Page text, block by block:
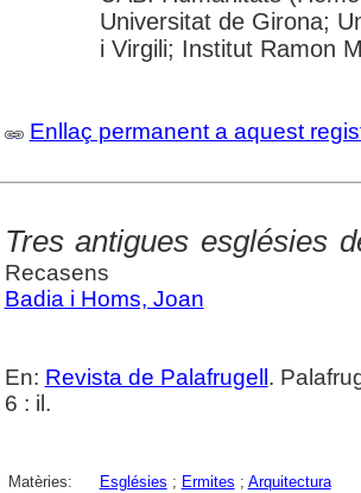
Universitat de Girona;
i Virgili; Institut Ramon
Enllaç permanent a aquest
Tres antigues esglésies
Recasens
Badia i Homs, Joan
En: Revista de Palafrugell.
6 : il.
Matèries: Esglésies ; Ermites ; Arquitectura